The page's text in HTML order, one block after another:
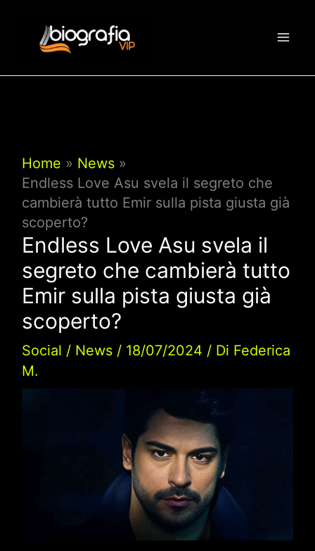
contenuto
Home
News
Endless Love Asu svela il segreto che
cambierà tutto Emir sulla pista giusta già
scoperto?
Endless Love Asu svela il
segreto che cambierà tutto
Emir sulla pista giusta già
scoperto?
Social / News/ 18/07/2024 / Di Federica
M.